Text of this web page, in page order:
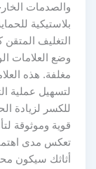
والصدمات
بلاستيكية
التغليف
وضع العلامات
مغلفة. هذه
لتسهيل عملية
للكسر لزيادة
قوية وموثوقة
تعكس مدى
أثاثك سيكون